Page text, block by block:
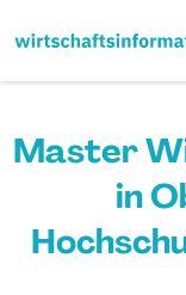
Master
in